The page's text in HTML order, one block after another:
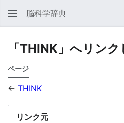
脳科学辞典
「THINK」へリン
ページ
← THINK
リンク元